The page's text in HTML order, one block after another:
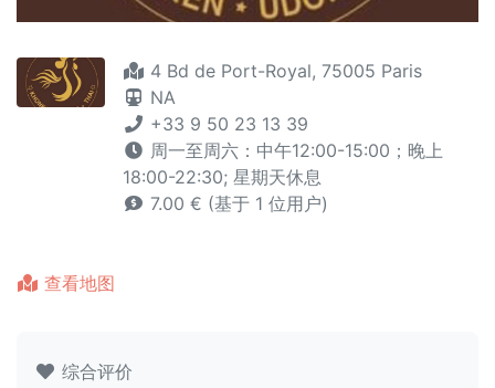
4 Bd de Port-Royal, 75005 Paris
NA
+33 9 50 23 13 39
周一至周六：中午12:00-15:00；晚上
18:00-22:30; 星期天休息
7.00 € (基于 1 位用户)
查看地图
综合评价